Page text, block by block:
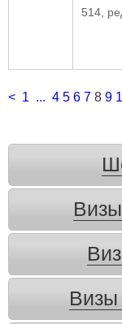
514,
< 1 ... 4 5 6 7 8 9
Визы